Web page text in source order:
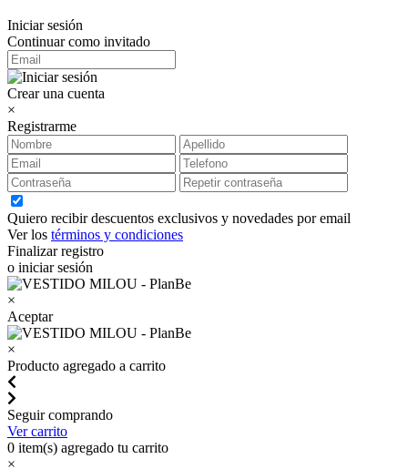
Iniciar sesión
Continuar como invitado
Crear una cuenta
×
Registrarme
Quiero recibir descuentos exclusivos y novedades por email
Ver los términos y condiciones
Finalizar registro
o iniciar sesión
×
Aceptar
×
Producto agregado a carrito
Seguir comprando
Ver carrito
0 item(s) agregado tu carrito
×